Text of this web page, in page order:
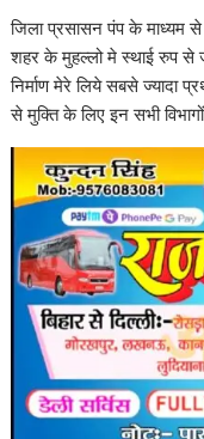
जिला प्रसासन पंप के माध्यम
शहर के मुहल्लो मे स्थाई रुप से
निर्माण मेरे लिये सबसे ज्यादा
से मुक्ति के लिए इन सभी